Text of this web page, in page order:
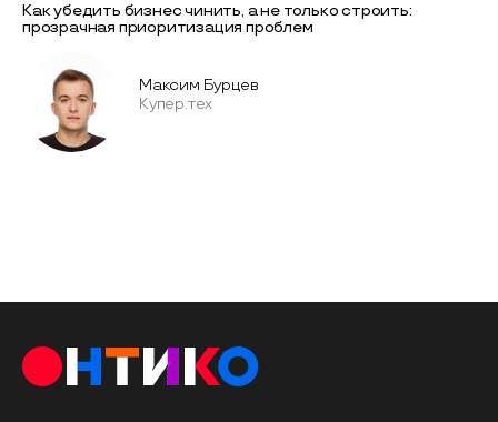
Как убедить бизнес чинить, а не только строить:
прозрачная приоритизация проблем
Максим Бурцев
Купер.тех